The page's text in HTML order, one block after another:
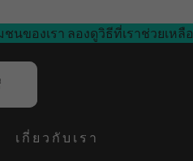
นของเรา ลองดูวิธีที่เราช่วยเหลือ
เกี่ยวกับเรา